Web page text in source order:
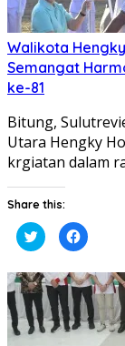
Walikota
Semangat
ke-81
Bitung,
Utara Hengky
krgiatan dalam
Share this:
Klik
untuk
berbagi
di
jendela
yang
baru)
Klik
untuk
di
jendela
yang
baru)